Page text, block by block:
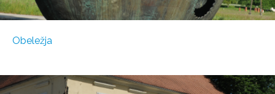
Obeležja